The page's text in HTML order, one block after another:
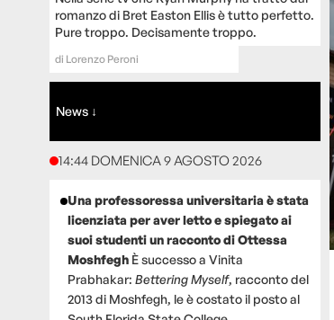
romanzo di Bret Easton Ellis è tutto perfetto.
Pure troppo. Decisamente troppo.
di Lorenzo Peroni
News ↓
14:44 DOMENICA 9 AGOSTO 2026
Una professoressa universitaria è stata
licenziata per aver letto e spiegato ai
suoi studenti un racconto di Ottessa
Moshfegh È successo a Vinita
Prabhakar: Bettering Myself, racconto del
2013 di Moshfegh, le è costato il posto al